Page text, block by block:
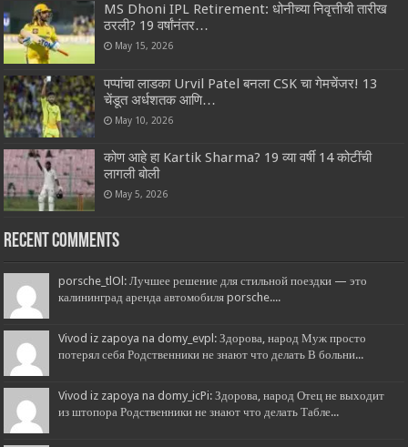
MS Dhoni IPL Retirement: धोनीच्या निवृत्तीची तारीख
ठरली? 19 वर्षांनंतर…
May 15, 2026
पप्पांचा लाडका Urvil Patel बनला CSK चा गेमचेंजर! 13
चेंडूत अर्धशतक आणि…
May 10, 2026
कोण आहे हा Kartik Sharma? 19 व्या वर्षी 14 कोटींची
लागली बोली
May 5, 2026
Recent Comments
porsche_tlOl: Лучшее решение для стильной поездки — это
калининград аренда автомобиля porsche....
Vivod iz zapoya na domy_evpl: Здорова, народ Муж просто
потерял себя Родственники не знают что делать В больни...
Vivod iz zapoya na domy_icPi: Здорова, народ Отец не выходит
из штопора Родственники не знают что делать Табле...